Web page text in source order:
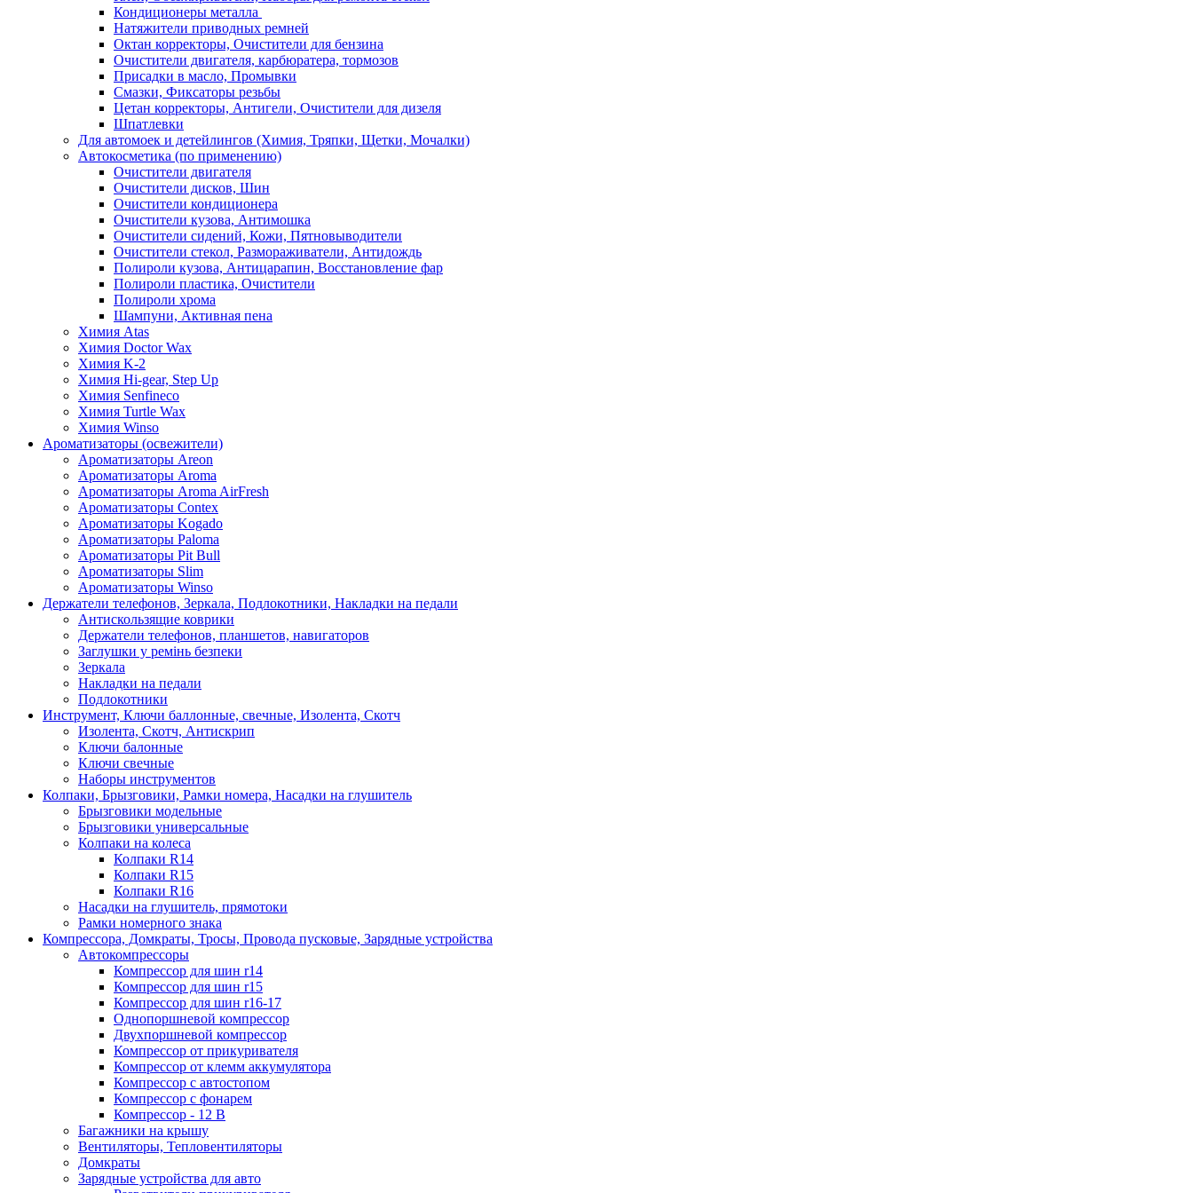
Кондиционеры металла
Натяжители приводных ремней
Октан корректоры, Очистители для бензина
Очистители двигателя, карбюратера, тормозов
Присадки в масло, Промывки
Смазки, Фиксаторы резьбы
Цетан корректоры, Антигели, Очистители для дизеля
Шпатлевки
Для автомоек и детейлингов (Химия, Тряпки, Щетки, Мочалки)
Автокосметика (по применению)
Очистители двигателя
Очистители дисков, Шин
Очистители кондиционера
Очистители кузова, Антимошка
Очистители сидений, Кожи, Пятновыводители
Очистители стекол, Размораживатели, Антидождь
Полироли кузова, Антицарапин, Восстановление фар
Полироли пластика, Очистители
Полироли хрома
Шампуни, Активная пена
Химия Atas
Химия Doctor Wax
Химия K-2
Химия Hi-gear, Step Up
Химия Senfineco
Химия Turtle Wax
Химия Winso
Ароматизаторы (освежители)
Ароматизаторы Areon
Ароматизаторы Aroma
Ароматизаторы Aroma AirFresh
Ароматизаторы Contex
Ароматизаторы Kogado
Ароматизаторы Paloma
Ароматизаторы Pit Bull
Ароматизаторы Slim
Ароматизаторы Winso
Держатели телефонов, Зеркала, Подлокотники, Накладки на педали
Антискользящие коврики
Держатели телефонов, планшетов, навигаторов
Заглушки у ремінь безпеки
Зеркала
Накладки на педали
Подлокотники
Инструмент, Ключи баллонные, свечные, Изолента, Скотч
Изолента, Скотч, Антискрип
Ключи балонные
Ключи свечные
Наборы инструментов
Колпаки, Брызговики, Рамки номера, Насадки на глушитель
Брызговики модельные
Брызговики универсальные
Колпаки на колеса
Колпаки R14
Колпаки R15
Колпаки R16
Насадки на глушитель, прямотоки
Рамки номерного знака
Компрессора, Домкраты, Тросы, Провода пусковые, Зарядные устройства
Автокомпрессоры
Компрессор для шин r14
Компрессор для шин r15
Компрессор для шин r16-17
Однопоршневой компрессор
Двухпоршневой компрессор
Компрессор от прикуривателя
Компрессор от клемм аккумулятора
Компрессор с автостопом
Компрессор с фонарем
Компрессор - 12 В
Багажники на крышу
Вентиляторы, Тепловентиляторы
Домкраты
Зарядные устройства для авто